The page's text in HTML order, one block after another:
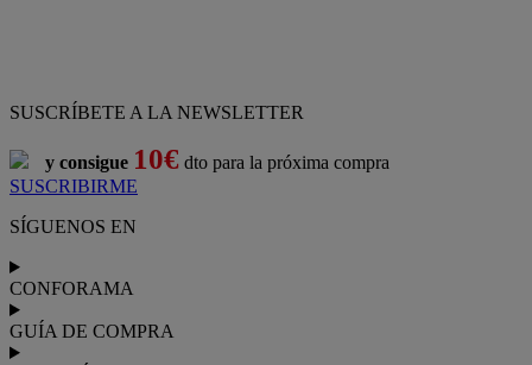
SUSCRÍBETE A LA NEWSLETTER
y consigue 10€ dto para la próxima compra
SUSCRIBIRME
SÍGUENOS EN
CONFORAMA
GUÍA DE COMPRA